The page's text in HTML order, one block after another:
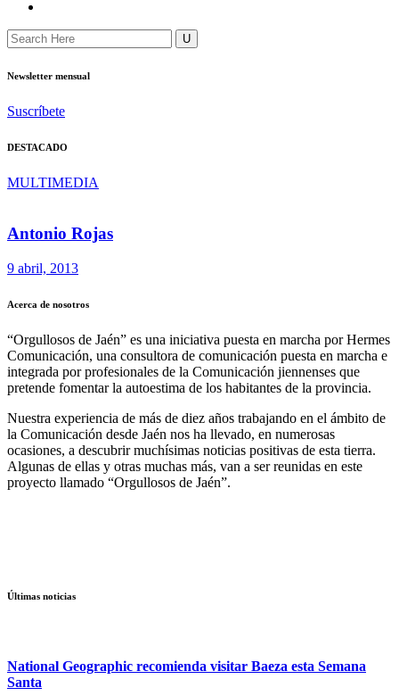
Newsletter mensual
Suscríbete
DESTACADO
MULTIMEDIA
Antonio Rojas
9 abril, 2013
Acerca de nosotros
“Orgullosos de Jaén” es una iniciativa puesta en marcha por Hermes
Comunicación, una consultora de comunicación puesta en marcha e
integrada por profesionales de la Comunicación jiennenses que
pretende fomentar la autoestima de los habitantes de la provincia.
Nuestra experiencia de más de diez años trabajando en el ámbito de
la Comunicación desde Jaén nos ha llevado, en numerosas
ocasiones, a descubrir muchísimas noticias positivas de esta tierra.
Algunas de ellas y otras muchas más, van a ser reunidas en este
proyecto llamado “Orgullosos de Jaén”.
Últimas noticias
National Geographic recomienda visitar Baeza esta Semana
Santa